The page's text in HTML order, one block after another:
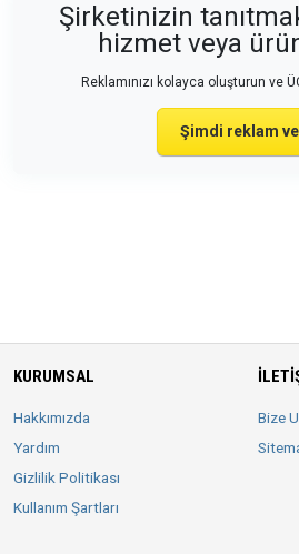
Şirketinizin
hizmet veya
Reklamınızı kolayca oluşturun ve
Şimdi reklam
KURUMSAL
Hakkımızda
Yardım
Gizlilik Politikası
Kullanım Şartları
Bize